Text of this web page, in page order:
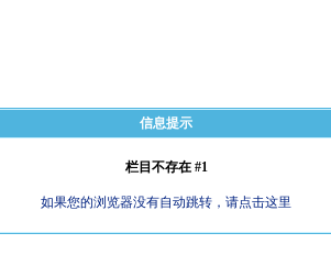
信息提示
栏目不存在 #1
如果您的浏览器没有自动跳转，请点击这里